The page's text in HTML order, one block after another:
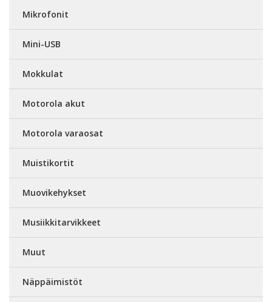
Mikrofonit
Mini-USB
Mokkulat
Motorola akut
Motorola varaosat
Muistikortit
Muovikehykset
Musiikkitarvikkeet
Muut
Näppäimistöt